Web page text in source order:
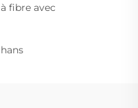
fibre avec